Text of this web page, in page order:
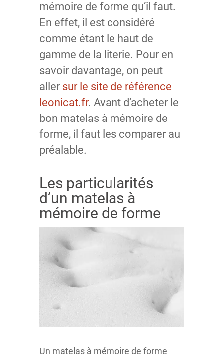
mémoire de forme qu’il faut.
En effet, il est considéré
comme étant le haut de
gamme de la literie. Pour en
savoir davantage, on peut
aller sur le site de référence
leonicat.fr. Avant d’acheter le
bon matelas à mémoire de
forme, il faut les comparer au
préalable.
Les particularités
d’un matelas à
mémoire de forme
Un matelas à mémoire de forme